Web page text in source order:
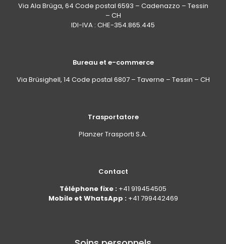
Via Ala Brüga, 64 Code postal 6593 – Cadenazzo – Tessin
– CH
IDI-IVA : CHE-354.865.445
Bureau et e-commerce
Via Brüsighell, 14 Code postal 6807 – Taverne – Tessin – CH
Trasportatore
Planzer Trasporti S.A.
Contact
Téléphone fixe : +41 919454505
Mobile et WhatsApp : +41 799442469